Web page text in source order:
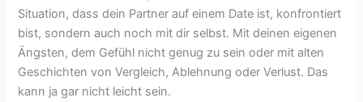
Situation, dass dein Partner auf einem Date ist, konfrontiert
bist, sondern auch noch mit dir selbst. Mit deinen eigenen
Ängsten, dem Gefühl nicht genug zu sein oder mit alten
Geschichten von Vergleich, Ablehnung oder Verlust. Das
kann ja gar nicht leicht sein.